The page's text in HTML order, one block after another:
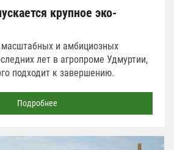
крупное эко-
и амбициозных
лет в агропроме Удмуртии,
подходит к завершению.
Подробнее